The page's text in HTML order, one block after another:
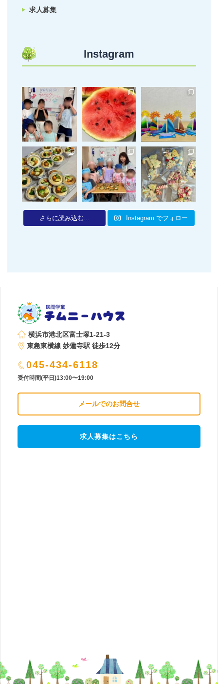
求人募集
Instagram
さらに読み込む... Instagram でフォロー
横浜市港北区富士塚1-21-3
東急東横線 妙蓮寺駅 徒歩12分
045-434-6118
受付時間(平日)13:00〜19:00
メールでのお問合せ
求人募集はこちら